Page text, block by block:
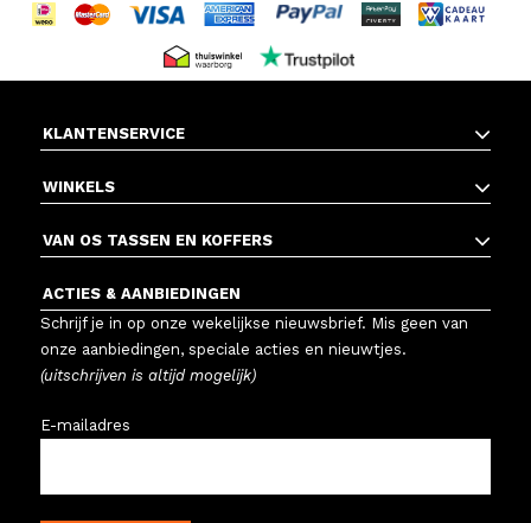
KLANTENSERVICE
WINKELS
VAN OS TASSEN EN KOFFERS
ACTIES & AANBIEDINGEN
Schrijf je in op onze wekelijkse nieuwsbrief. Mis geen van
onze aanbiedingen, speciale acties en nieuwtjes.
(uitschrijven is altijd mogelijk)
E-mailadres